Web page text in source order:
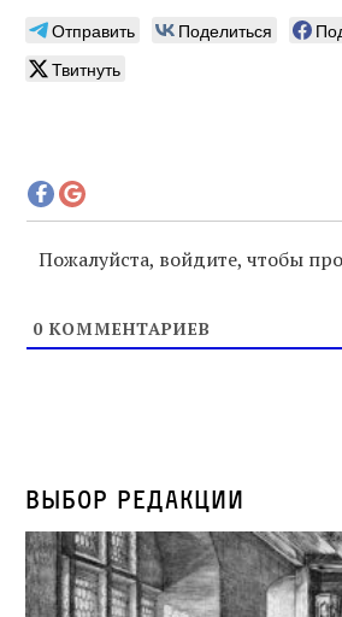
Отправить Поделиться
Твитнуть
Пожалуйста, войдите, чтобы
0 КОММЕНТАРИЕВ
Выбор редакции